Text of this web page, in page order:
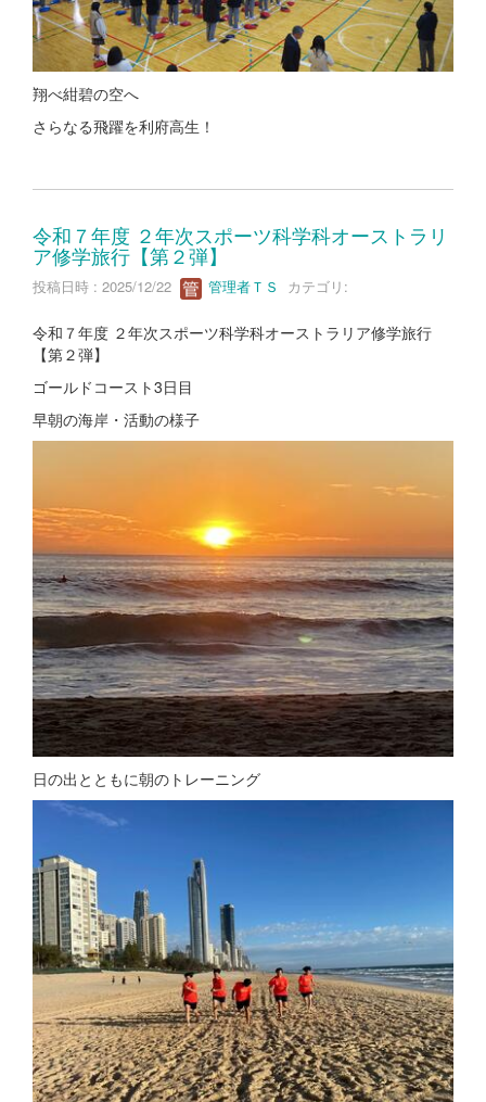
翔べ紺碧の空へ
さらなる飛躍を利府高生！
令和７年度 ２年次スポーツ科学科オーストラリ
ア修学旅行【第２弾】
投稿日時 : 2025/12/22 管理者ＴＳ カテゴリ:
令和７年度 ２年次スポーツ科学科オーストラリア修学旅行
【第２弾】
ゴールドコースト3日目
早朝の海岸・活動の様子
日の出とともに朝のトレーニング